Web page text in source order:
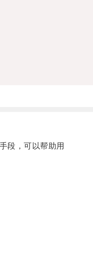
段，可以帮助用